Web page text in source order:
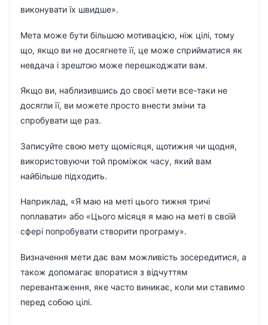
виконувати їх швидше».
Мета може бути більшою мотивацією, ніж цілі, тому
що, якщо ви не досягнете її, це може сприйматися як
невдача і зрештою може перешкоджати вам.
Якщо ви, наблизившись до своєї мети все-таки не
досягли її, ви можете просто внести зміни та
спробувати ще раз.
Записуйте свою мету щомісяця, щотижня чи щодня,
використовуючи той проміжок часу, який вам
найбільше підходить.
Наприклад, «Я маю на меті цього тижня тричі
поплавати» або «Цього місяця я маю на меті в своїй
сфері попробувати створити програму».
Визначення мети дає вам можливість зосередитися, а
також допомагає впоратися з відчуттям
перевантаження, яке часто виникає, коли ми ставимо
перед собою цілі.